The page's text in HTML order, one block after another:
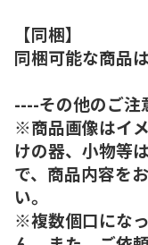
【同梱】
同梱可能な商品は
----その他のご注
※商品画像はイ
けの器、小物等
で、商品内容を
い。
※複数個口にな